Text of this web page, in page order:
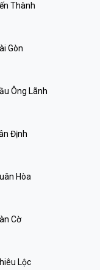
Thành
Gòn
Ông Lãnh
Định
Hòa
Cờ
Lộc